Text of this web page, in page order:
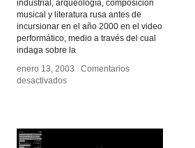
industrial, arqueología, composición
musical y literatura rusa antes de
incursionar en el año 2000 en el video
performático, medio a través del cual
indaga sobre la
enero 13, 2003 / Comentarios
desactivadosen
Werve
enero 13, 2003 / Comentarios
desactivadosen
Werve